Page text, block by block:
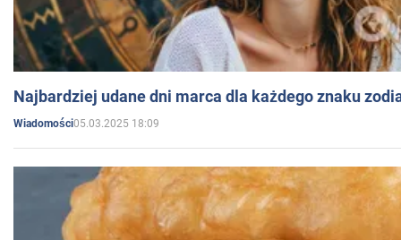
Najbardziej udane dni marca dla każdego znaku
Wiadomości05.03.2025 18:09